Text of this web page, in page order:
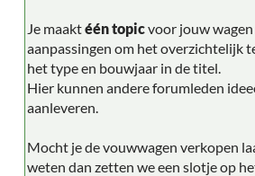
Je maaktéén topicvoor jouw
aanpassingen om het overzichtelijk
het type en bouwjaar in de titel.
Hier kunnen andere forumleden
aanleveren.
Mocht je de vouwwagen verkopen
weten dan zetten we een slotje op